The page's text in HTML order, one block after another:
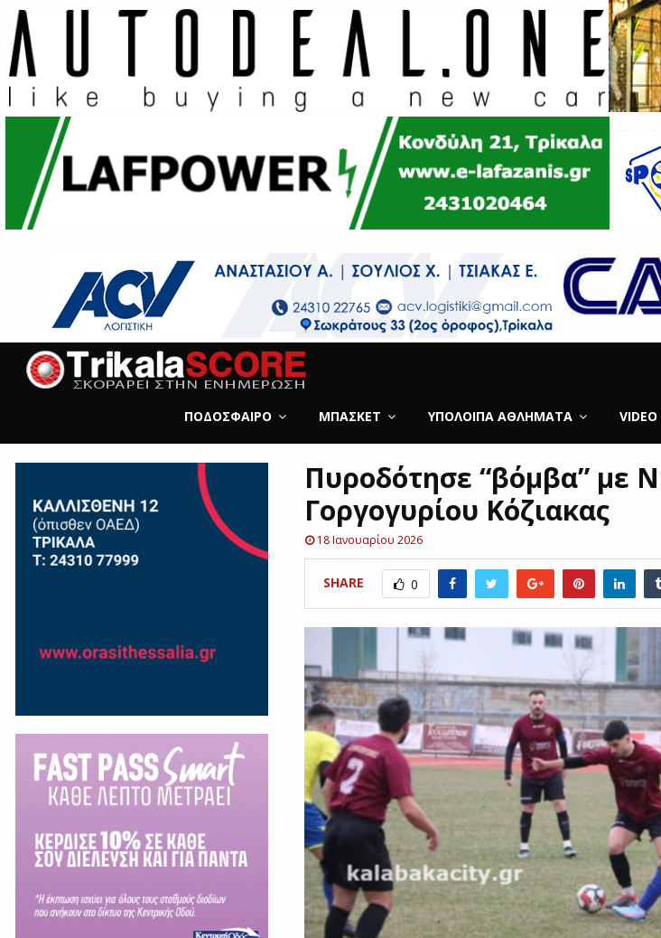
ΠΟΔΌΣΦΑΙΡΟ ΜΠΆΣΚΕΤ ΥΠΌΛΟΙΠΑ ΑΘΛΉΜΑΤΑ VIDEO
Πυροδότησε “βόμβα” με
Γοργογυρίου Κόζιακας
18 Ιανουαρίου 2026
SHARE 0